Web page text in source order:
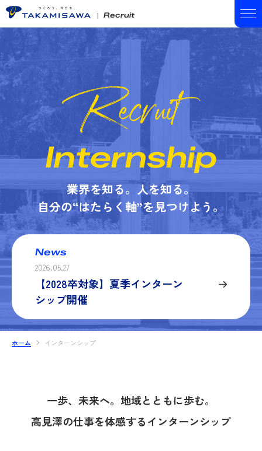
Recruit
Internship
業界を知る。人を知る。
自分の“はたらく軸”を見つけよう。
News
2026.05.27
【2028卒対象】夏季インターン
シップ開催
ホーム インターンシップ
一歩、未来へ。地域とともに歩む。
高見澤の仕事を体感するインターンシップ